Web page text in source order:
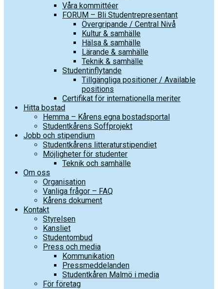
Våra kommittéer
FORUM – Bli Studentrepresentant
Övergripande / Central Nivå
Kultur & samhälle
Hälsa & samhälle
Lärande & samhälle
Teknik & samhälle
Studentinflytande
Tillgängliga positioner / Available
positions
Certifikat för internationella meriter
Hitta bostad
Hemma – Kårens egna bostadsportal
Studentkårens Soffprojekt
Jobb och stipendium
Studentkårens litteraturstipendiet
Möjligheter för studenter
Teknik och samhälle
Om oss
Organisation
Vanliga frågor – FAQ
Kårens dokument
Kontakt
Styrelsen
Kansliet
Studentombud
Press och media
Kommunikation
Pressmeddelanden
Studentkåren Malmö i media
För företag